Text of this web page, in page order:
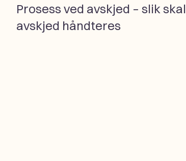
Prosess ved avskjed – slik skal
avskjed håndteres